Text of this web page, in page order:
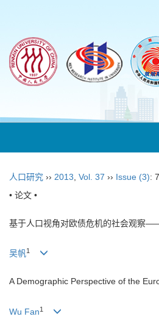
人口研究 ›› 2013 Vol. 37 ›› Issue (3):
• 论文 •
基于人口视角对欧债危机的社会观察
吴帆1
A Demographic Perspective of the
Wu Fan1